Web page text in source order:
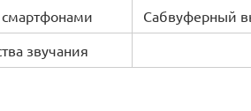
Сабвуферный
звучания